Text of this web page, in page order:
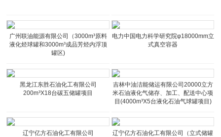
广州联油能源有限公司（3000m³原料
液化烃球罐和3000m³成品芳烃内浮顶
罐区)
电力中国电力科学研究院φ18000mm立
式真空容器
黑龙江东胜石油化工有限公司
200m³X18台碳五储罐项目
吉林中油洁能储运有限公司20000立方
米石油液化气储存、加工、配送中心项
目(4000m³X5台液化石油气球罐项目)
辽宁亿方石油化工有限公司
辽宁亿方石油化工有限公司（立式储罐